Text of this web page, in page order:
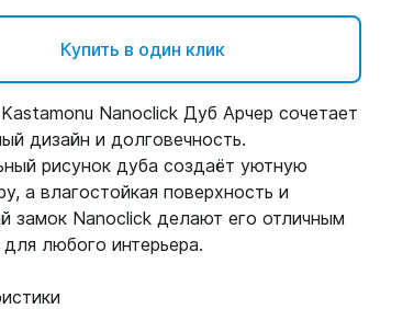
Купить в один клик
Nanoclick Дуб Арчер сочетает
дизайн и долговечность.
рисунок дуба создаёт уютную
а влагостойкая поверхность и
замок Nanoclick делают его отличным
любого интерьера.